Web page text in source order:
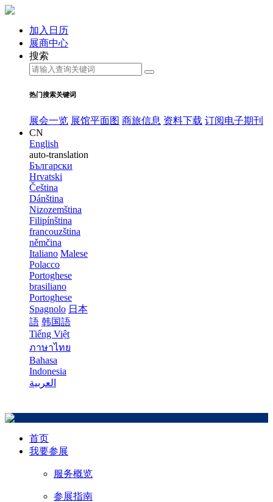
加入日历
展商中心
搜索
热门搜索关键词
展会一览 展馆平面图 商旅信息 资料下载 订阅电子期刊
CN
English
auto-translation
Български
Hrvatski
Čeština
Dánština
Nizozemština
Filipínština
francouzština
němčina
Italiano Malese
Polacco
Portoghese
brasiliano
Portoghese
Spagnolo 日本
語 韩国語
Tiếng Việt
ภาษาไทย
Bahasa
Indonesia
العربية
首页
我要参展
服务概览
参展指南